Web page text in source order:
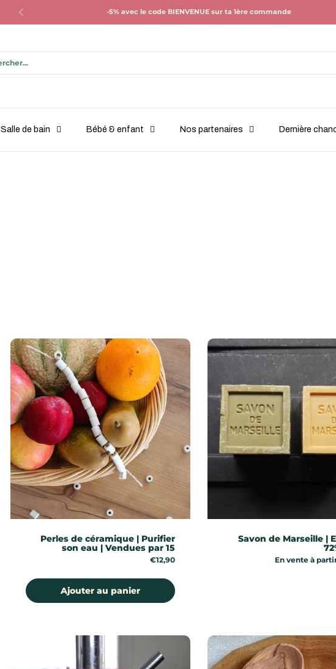
Précédent -5% avec le code BIENVENUE sur ta 1ère commande
Salle de bain Bébé & enfant Nos partenaires Dernière
Perles de céramique | Purifier
son eau | Vendues par 15
Prix:
€12,90
Ajouter au panier
Savon de Marseille |
Prix:
En vente à